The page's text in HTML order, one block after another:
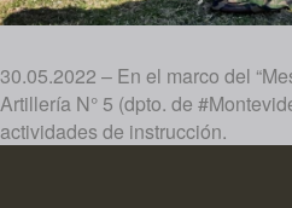
30.05.2022 – En el marco del
Artillería N° 5 (dpto. de
actividades de instrucción.